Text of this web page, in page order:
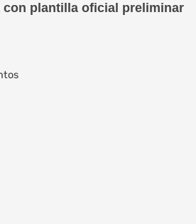
con plantilla oficial preliminar